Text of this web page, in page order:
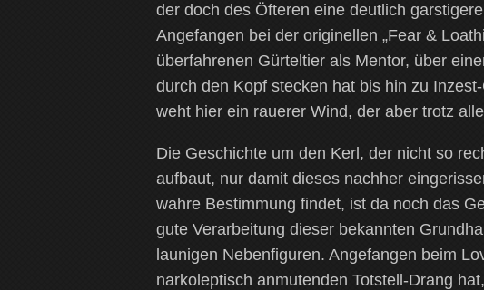
der doch des Öfteren eine deutlich
Angefangen bei der originellen „Fear &
überfahrenen Gürteltier als Mentor, über
durch den Kopf stecken hat bis hin zu
weht hier ein rauerer Wind, der aber trotz
Die Geschichte um den Kerl, der nicht so
aufbaut, nur damit dieses nachher
wahre Bestimmung findet, ist da noch das
gute Verarbeitung dieser bekannten
launigen Nebenfiguren. Angefangen beim
narkoleptisch anmutenden Totstell-Drang